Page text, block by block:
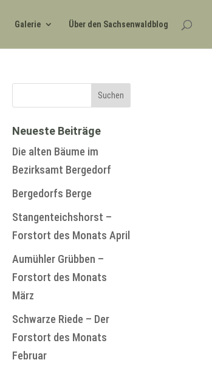
Galerie Über den Sachsenwaldblog
Neueste Beiträge
Die alten Bäume im
Bezirksamt Bergedorf
Bergedorfs Berge
Stangenteichshorst –
Forstort des Monats April
Aumühler Grübben –
Forstort des Monats
März
Schwarze Riede – Der
Forstort des Monats
Februar